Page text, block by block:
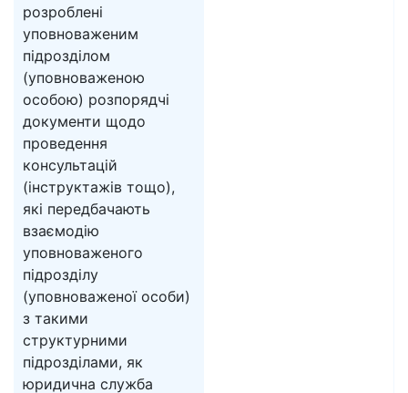
розроблені
уповноваженим
підрозділом
(уповноваженою
особою) розпорядчі
документи щодо
проведення
консультацій
(інструктажів тощо),
які передбачають
взаємодію
уповноваженого
підрозділу
(уповноваженої особи)
з такими
структурними
підрозділами, як
юридична служба